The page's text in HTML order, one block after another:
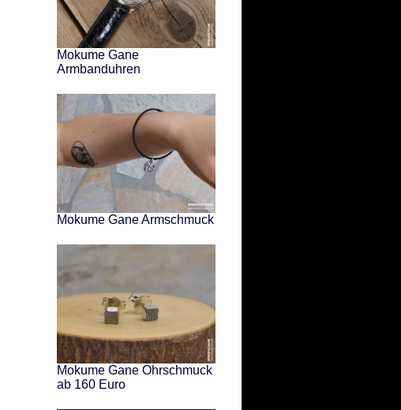
Mokume Gane
Armbanduhren
Mokume Gane Armschmuck
Mokume Gane Ohrschmuck
ab 160 Euro